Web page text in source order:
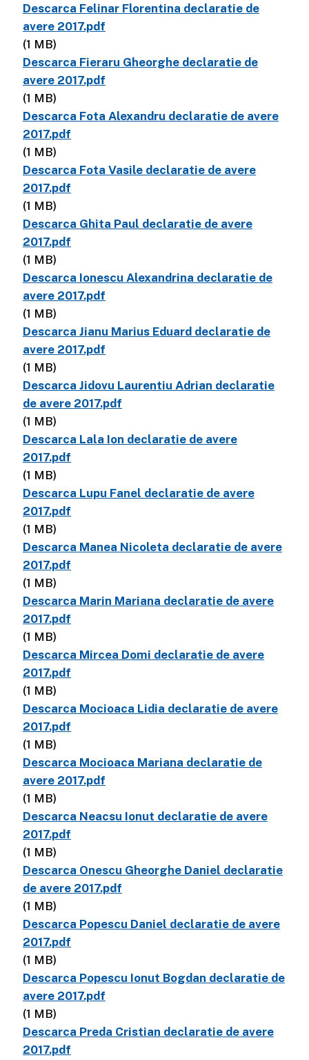
Descarca Felinar Florentina declaratie de
avere 2017.pdf
(1 MB)
Descarca Fieraru Gheorghe declaratie de
avere 2017.pdf
(1 MB)
Descarca Fota Alexandru declaratie de avere
2017.pdf
(1 MB)
Descarca Fota Vasile declaratie de avere
2017.pdf
(1 MB)
Descarca Ghita Paul declaratie de avere
2017.pdf
(1 MB)
Descarca Ionescu Alexandrina declaratie de
avere 2017.pdf
(1 MB)
Descarca Jianu Marius Eduard declaratie de
avere 2017.pdf
(1 MB)
Descarca Jidovu Laurentiu Adrian declaratie
de avere 2017.pdf
(1 MB)
Descarca Lala Ion declaratie de avere
2017.pdf
(1 MB)
Descarca Lupu Fanel declaratie de avere
2017.pdf
(1 MB)
Descarca Manea Nicoleta declaratie de avere
2017.pdf
(1 MB)
Descarca Marin Mariana declaratie de avere
2017.pdf
(1 MB)
Descarca Mircea Domi declaratie de avere
2017.pdf
(1 MB)
Descarca Mocioaca Lidia declaratie de avere
2017.pdf
(1 MB)
Descarca Mocioaca Mariana declaratie de
avere 2017.pdf
(1 MB)
Descarca Neacsu Ionut declaratie de avere
2017.pdf
(1 MB)
Descarca Onescu Gheorghe Daniel declaratie
de avere 2017.pdf
(1 MB)
Descarca Popescu Daniel declaratie de avere
2017.pdf
(1 MB)
Descarca Popescu Ionut Bogdan declaratie de
avere 2017.pdf
(1 MB)
Descarca Preda Cristian declaratie de avere
2017.pdf